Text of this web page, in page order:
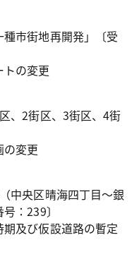
種市街地再開発」〔受
の変更
、2街区、3街区、4街
の変更
中央区晴海四丁目～銀
：239〕
及び仮設道路の暫定